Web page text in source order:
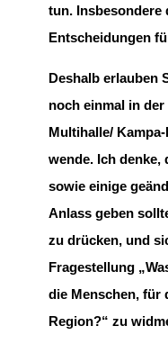
tun. Insbesondere
Entscheidungen
Deshalb erlauben
noch einmal in
Multihalle/
wende. Ich denke,
sowie einige
Anlass geben
zu drücken, und
Fragestellung
die Menschen, für
Region?“ zu